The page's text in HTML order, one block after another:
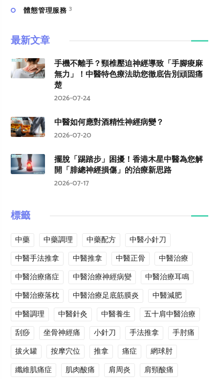
體態管理服務 3
最新文章
手機不離手？頸椎壓迫神經導致「手腳痠麻
無力」！中醫特色療法助您徹底告別頑固痛
楚
2026-07-24
中醫如何應對酒精性神經病變？
2026-07-20
擺脫「踢踏步」困擾！香港木星中醫為您解
開「腓總神經損傷」的治療新思路
2026-07-17
標籤
中藥 中藥調理 中藥配方
中醫小針刀
中醫手法推拿
中醫推拿 中醫正骨
中醫治療
中醫治療痛症
中醫治療神經病變
中醫治療耳鳴
中醫治療落枕
中醫治療足底筋膜炎
中醫減肥
中醫調理
中醫針灸 中醫養生
五十肩中醫治療
刮痧
坐骨神經痛 小針刀 手法推拿
手肘痛
拔火罐
按摩穴位 推拿 痛症
網球肘
纖維肌痛症
肌肉酸痛 肩周炎
肩頸酸痛